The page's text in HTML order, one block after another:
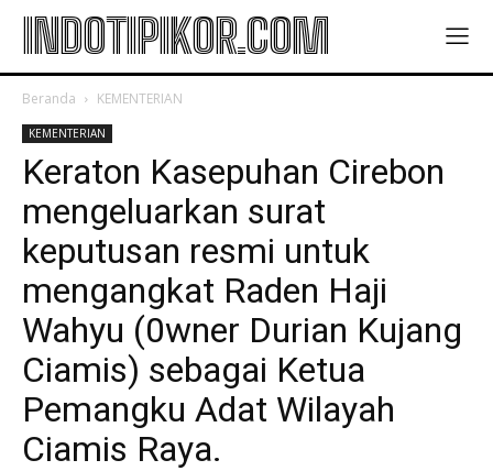
INDOTIPIKOR.COM
Beranda KEMENTERIAN
KEMENTERIAN
Keraton Kasepuhan Cirebon
mengeluarkan surat
keputusan resmi untuk
mengangkat Raden Haji
Wahyu (0wner Durian Kujang
Ciamis) sebagai Ketua
Pemangku Adat Wilayah
Ciamis Raya.